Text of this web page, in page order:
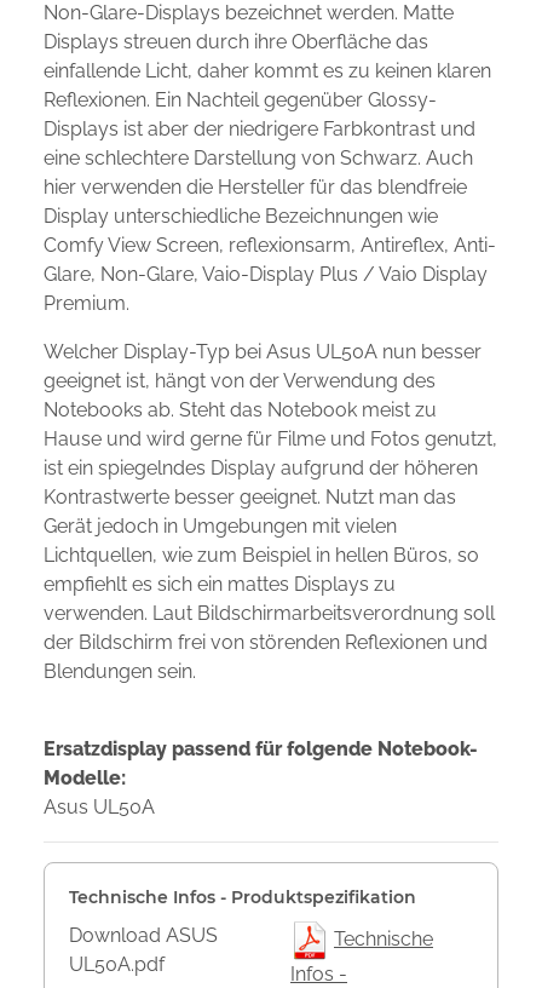
Non-Glare-Displays bezeichnet werden. Matte
Displays streuen durch ihre Oberfläche das
einfallende Licht, daher kommt es zu keinen klaren
Reflexionen. Ein Nachteil gegenüber Glossy-
Displays ist aber der niedrigere Farbkontrast und
eine schlechtere Darstellung von Schwarz. Auch
hier verwenden die Hersteller für das blendfreie
Display unterschiedliche Bezeichnungen wie
Comfy View Screen, reflexionsarm, Antireflex, Anti-
Glare, Non-Glare, Vaio-Display Plus / Vaio Display
Premium.
Welcher Display-Typ bei Asus UL50A nun besser
geeignet ist, hängt von der Verwendung des
Notebooks ab. Steht das Notebook meist zu
Hause und wird gerne für Filme und Fotos genutzt,
ist ein spiegelndes Display aufgrund der höheren
Kontrastwerte besser geeignet. Nutzt man das
Gerät jedoch in Umgebungen mit vielen
Lichtquellen, wie zum Beispiel in hellen Büros, so
empfiehlt es sich ein mattes Displays zu
verwenden. Laut Bildschirmarbeitsverordnung soll
der Bildschirm frei von störenden Reflexionen und
Blendungen sein.
Ersatzdisplay passend für folgende Notebook-
Modelle:
Asus UL50A
Technische Infos - Produktspezifikation
Download ASUS
UL50A.pdf
Technische
Infos -